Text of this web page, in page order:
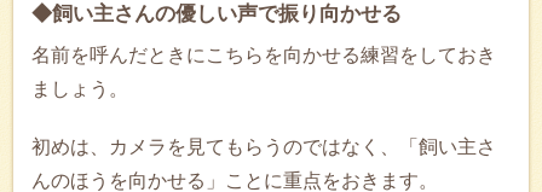
◆飼い主さんの優しい声で振り向かせる
名前を呼んだときにこちらを向かせる練習をしておき
ましょう。
初めは、カメラを見てもらうのではなく、「飼い主さ
んのほうを向かせる」ことに重点をおきます。